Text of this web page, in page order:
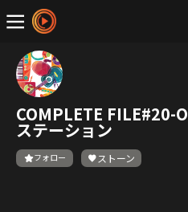
COMPLETE FILE#20-
ステーション
フォロー ストーン